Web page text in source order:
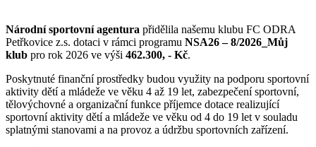
Národní sportovní agentura přidělila našemu klubu FC ODRA
Petřkovice z.s. dotaci v rámci programu NSA26 – 8/2026_Můj
klub pro rok 2026 ve výši 462.300, - Kč.
Poskytnuté finanční prostředky budou využity na podporu sportovní
aktivity dětí a mládeže ve věku 4 až 19 let, zabezpečení sportovní,
tělovýchovné a organizační funkce příjemce dotace realizující
sportovní aktivity dětí a mládeže ve věku od 4 do 19 let v souladu
splatnými stanovami a na provoz a údržbu sportovních zařízení.